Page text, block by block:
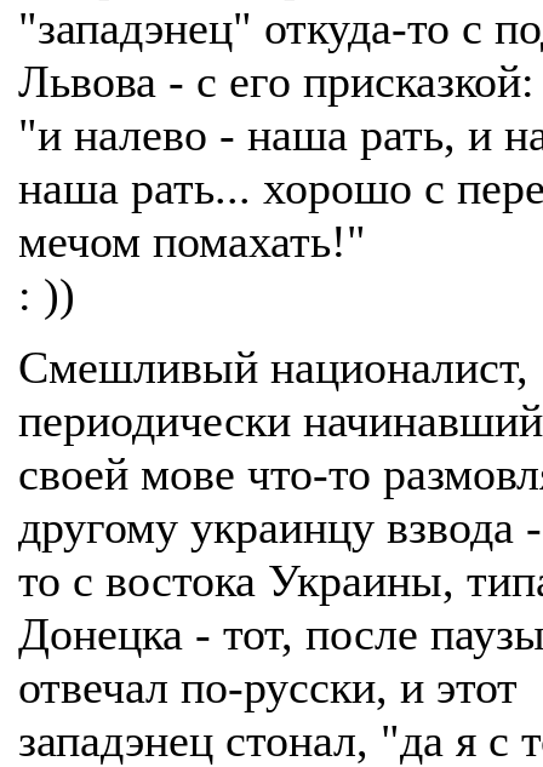
"западэнец" откуда-то с
Львова - с его присказкой:
"и налево - наша рать, и
наша рать... хорошо с
мечом помахать!"
: ))
Смешливый националист,
периодически
своей мове что-то
другому украинцу взвода
то с востока Украины,
Донецка - тот, после
отвечал по-русски, и этот
западэнец стонал, "да я с